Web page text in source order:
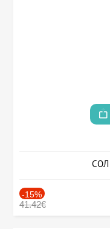
СОЛ
-15%
41.42€